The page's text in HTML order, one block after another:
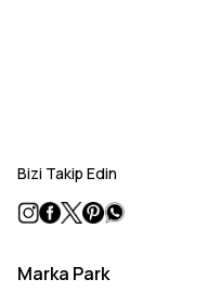
Bizi Takip Edin
Marka Park